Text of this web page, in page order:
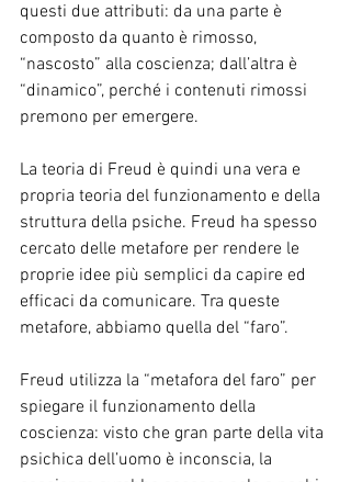
questi due attributi: da una parte è
composto da quanto è rimosso,
“nascosto” alla coscienza; dall’altra è
“dinamico”, perché i contenuti rimossi
premono per emergere.
La teoria di Freud è quindi una vera e
propria teoria del funzionamento e della
struttura della psiche. Freud ha spesso
cercato delle metafore per rendere le
proprie idee più semplici da capire ed
efficaci da comunicare. Tra queste
metafore, abbiamo quella del “faro”.
Freud utilizza la “metafora del faro” per
spiegare il funzionamento della
coscienza: visto che gran parte della vita
psichica dell’uomo è inconscia, la